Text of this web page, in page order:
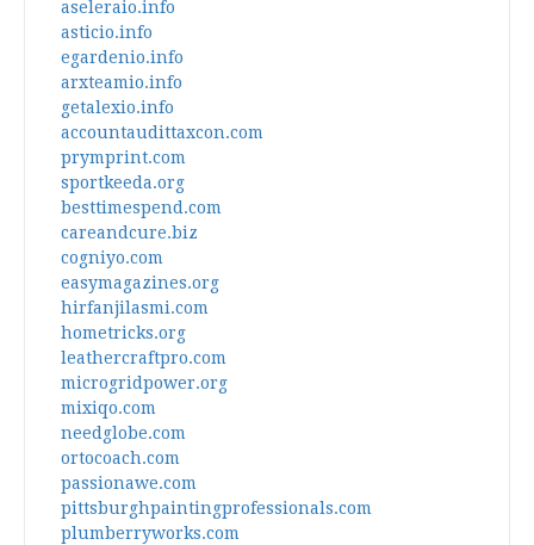
aseleraio.info
asticio.info
egardenio.info
arxteamio.info
getalexio.info
accountaudittaxcon.com
prymprint.com
sportkeeda.org
besttimespend.com
careandcure.biz
cogniyo.com
easymagazines.org
hirfanjilasmi.com
hometricks.org
leathercraftpro.com
microgridpower.org
mixiqo.com
needglobe.com
ortocoach.com
passionawe.com
pittsburghpaintingprofessionals.com
plumberryworks.com